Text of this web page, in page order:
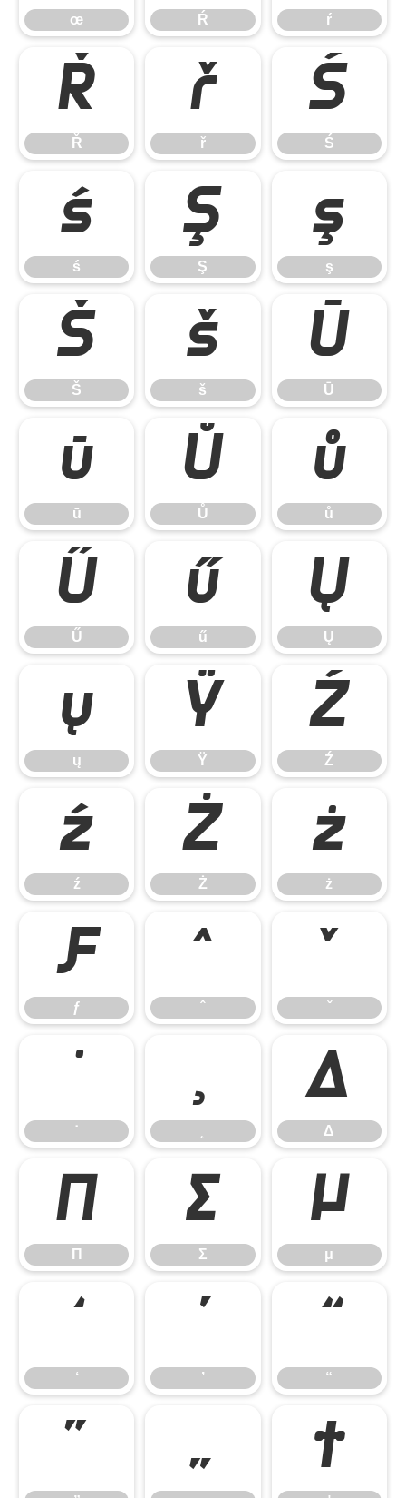
œ Ŕ ŕ
Ř
Ř
ř
ř
Ś
Ś
ś
ś
Ş
Ş
ş
ş
Š
Š
š
š
Ū
Ū
ū
ū
Ů
Ů
ů
ů
Ű
Ű
ű
ű
Ų
Ų
ų
ų
Ÿ
Ÿ
Ź
Ź
ź
ź
Ż
Ż
ż
ż
ƒ
ƒ
ˆ
ˆ
ˇ
ˇ
˙
˛ Δ
Δ
Π
Π
Σ
Σ
μ
μ
‘
‘
’
’
“
“
” „ †